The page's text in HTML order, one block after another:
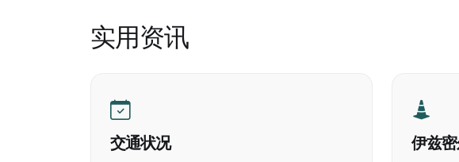
实用资讯
交通状况 伊兹